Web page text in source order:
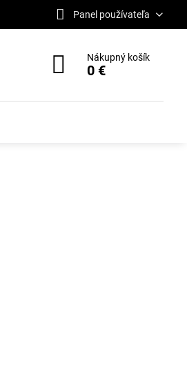
Panel používateľa
Nákupný košík
0 €